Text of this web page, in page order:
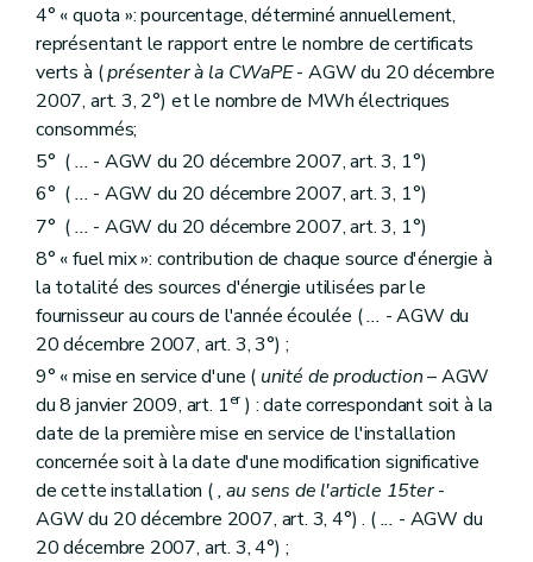
4° « quota »: pourcentage, déterminé annuellement,
représentant le rapport entre le nombre de certificats
verts à (présenter à la CWaPE- AGW du 20 décembre
2007, art. 3, 2°) et le nombre de MWh électriques
consommés;
5° (... - AGW du 20 décembre 2007, art. 3, 1°)
6° (... - AGW du 20 décembre 2007, art. 3, 1°)
7° (... - AGW du 20 décembre 2007, art. 3, 1°)
8° « fuel mix »: contribution de chaque source d'énergie à
la totalité des sources d'énergie utilisées par le
fournisseur au cours de l'année écoulée (... - AGW du
20 décembre 2007, art. 3, 3°) ;
9° « mise en service d'une ( unité de production– AGW
du 8 janvier 2009, art. 1er) : date correspondant soit à la
date de la première mise en service de l'installation
concernée soit à la date d'une modification significative
de cette installation (, au sens de l'article 15ter-
AGW du 20 décembre 2007, art. 3, 4°) . (... - AGW du
20 décembre 2007, art. 3, 4°) ;